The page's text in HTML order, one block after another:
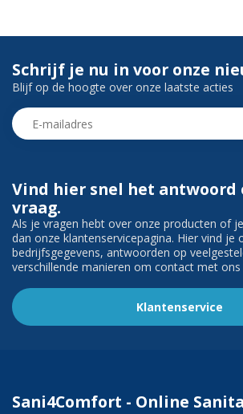
Vind hier snel het antwoord
vraag.
Als je vragen hebt over onze producten of
dan onze klantenservicepagina. Hier vind je
bedrijfsgegevens, antwoorden op
verschillende manieren om contact met
Klantenservice
Schrijf je nu in voor onze
Blijf op de hoogte over onze laatste acties
Sani4Comfort - Online